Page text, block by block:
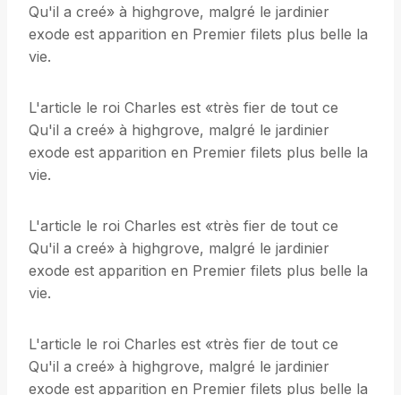
Qu'il a creé» à highgrove, malgré le jardinier
exode est apparition en Premier filets plus belle la
vie.
L'article le roi Charles est «très fier de tout ce
Qu'il a creé» à highgrove, malgré le jardinier
exode est apparition en Premier filets plus belle la
vie.
L'article le roi Charles est «très fier de tout ce
Qu'il a creé» à highgrove, malgré le jardinier
exode est apparition en Premier filets plus belle la
vie.
L'article le roi Charles est «très fier de tout ce
Qu'il a creé» à highgrove, malgré le jardinier
exode est apparition en Premier filets plus belle la